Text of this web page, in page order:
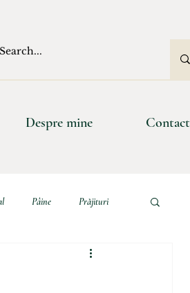
Despre mine Contact
Pâine Prăjituri